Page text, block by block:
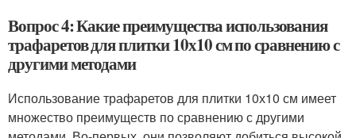
Вопрос 4: Какие преимущества использования
трафаретов для плитки 10х10 см по сравнению с
другими методами
Использование трафаретов для плитки 10х10 см имеет
множество преимуществ по сравнению с другими